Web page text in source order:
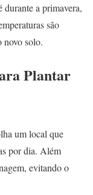
durante a primavera,
são
novo solo.
Plantar
um local que
por dia. Além
evitando o